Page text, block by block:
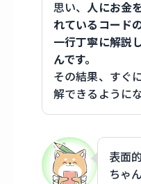
思い、人にお金
れているコード
一行丁寧に解説
んです。
その結果、すぐ
解できるように
表面
ちゃ